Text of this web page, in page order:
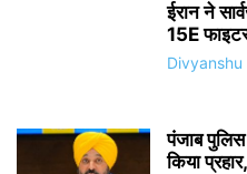
ईरान ने
15E
Divyanshu
पंजाब
किया